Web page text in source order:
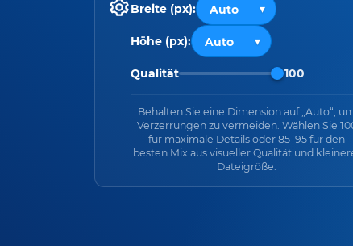
Breite (px):
Höhe (px):
Qualität 100
Behalten Sie eine Dimension auf „Auto“,
Verzerrungen zu vermeiden. Wählen Sie
für maximale Details oder 85–95 für den
besten Mix aus visueller Qualität und
Dateigröße.